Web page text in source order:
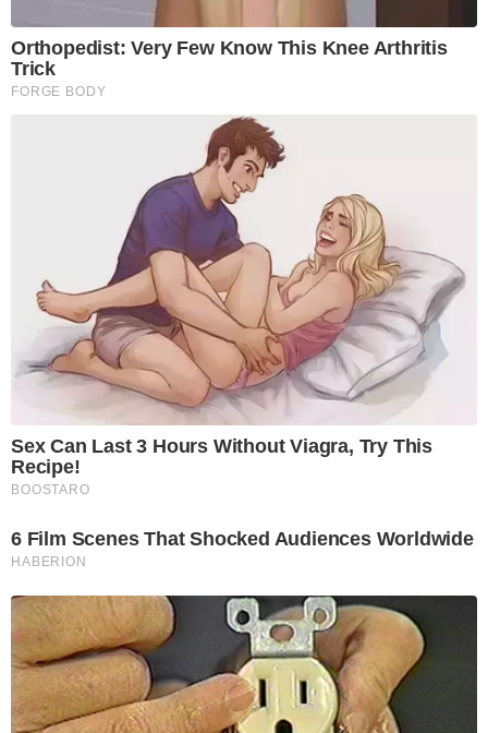
Orthopedist: Very Few Know This Knee Arthritis
Trick
FORGE BODY
Sex Can Last 3 Hours Without Viagra, Try This
Recipe!
BOOSTARO
6 Film Scenes That Shocked Audiences Worldwide
HABERION